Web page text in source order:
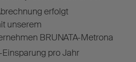
erfolgt
unserem
BRUNATA-Metrona
-Einsparung pro Jahr